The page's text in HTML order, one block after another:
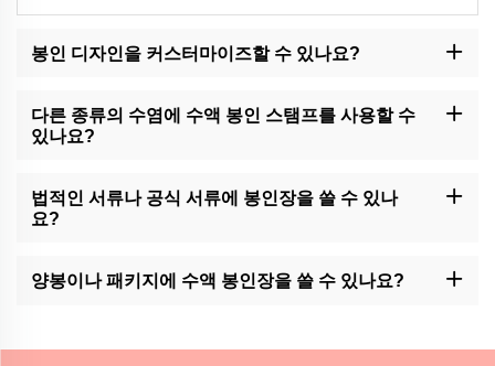
봉인 디자인을 커스터마이즈할 수 있나요?
할 수 있습니다. 고객 지원에 문의하거나 사용 가능한 사용자 정의
서비스를 위해 웹 사이트를 확인하십시오.
다른 종류의 수염에 수액 봉인 스탬프를 사용할 수
있나요?
틱이나 현대 접착 수직 등 다양한 종류의 봉인 수직과 호환됩니다.
법적인 서류나 공식 서류에 봉인장을 쓸 수 있나
요?
적인 톡톡 튀는 느낌을 줄 수 있습니다. 그러나 그러한 문서에 대한
봉인 에 관한 특별 규정 또는 지침 을 따르는 것 이 바람직 합니다.
양봉이나 패키지에 수액 봉인장을 쓸 수 있나요?
가 필요할 수 있습니다.